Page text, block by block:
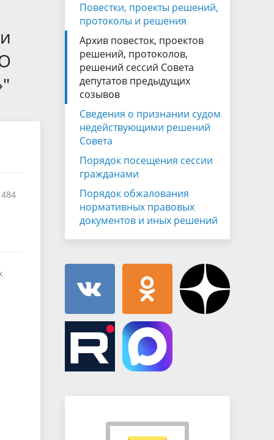
Муниципальная служба
Объявления
гражданами
имуществе, обязательствах
имущественного характера
Информационные материалы
Повестки, проекты решений,
протоколы и решения
Архив повесток, проектов
решений, протоколов,
решений сессий Совета
депутатов предыдущих
созывов
Сведения о признании судом
недействующими решений
Совета
Порядок посещения сессии
гражданами
Порядок обжалования
нормативных правовых
документов и иных решений